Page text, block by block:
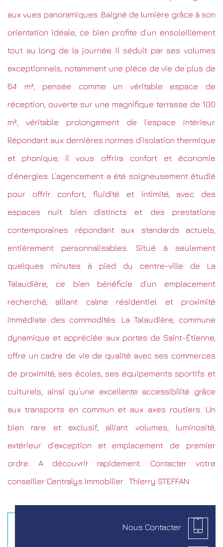
aux vues panoramiques. Baigné de lumière grâce à son
orientation idéale, ce bien profite d’un ensoleillement
tout au long de la journée. Il séduit par ses volumes
exceptionnels, notamment une pièce de vie de plus de
64 m², pensée comme un véritable espace de
réception, ouverte sur une magnifique terrasse de 100
m², véritable prolongement de l’espace intérieur.
Répondant aux dernières normes d’isolation thermique
et phonique, il vous offrira confort et économie
d’énergies. L’agencement a été soigneusement étudié
pour offrir confort, fluidité et intimité, avec des
espaces nuit bien distincts et des prestations
contemporaines répondant aux standards actuels,
entièrement personnalisables. Situé à seulement
quelques minutes à pied du centre-ville de La
Talaudière, ce bien bénéficie d’un emplacement
recherché, alliant calme résidentiel et proximité
immédiate des commodités. La Talaudière, commune
dynamique et appréciée aux portes de Saint-Étienne,
offre un cadre de vie de qualité avec ses commerces
de proximité, ses écoles, ses équipements sportifs et
culturels, ainsi qu’une excellente accessibilité grâce
aux transports en commun et aux axes routiers. Un
bien rare et exclusif, alliant volumes, luminosité,
extérieur d’exception et emplacement de premier
ordre. A découvrir rapidement. Contacter votre
conseiller Centralys Immobilier : Thierry STEFFAN
Nous Contacter